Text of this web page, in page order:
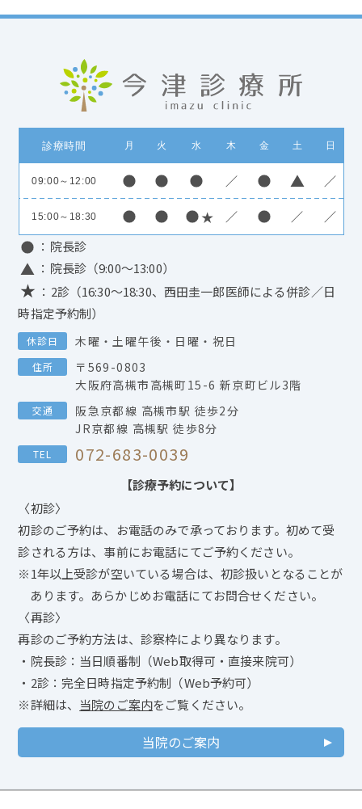
診療時間 月 火 水 木 金 土 日
09:00～12:00 ／ ／
15:00～18:30 ／ ／
／
：院長診
：院長診（9:00～13:00）
★ ：2診（16:30～18:30、西田圭一郎医師による併診／日
時指定予約制）
休診日 木曜・土曜午後・日曜・祝日
住所
〒569-0803
大阪府高槻市高槻町15-6 新京町ビル3階
交通
阪急京都線 高槻市駅 徒歩2分
JR京都線 高槻駅 徒歩8分
TEL 072-683-0039
【診療予約について】
〈初診〉
初診のご予約は、お電話のみで承っております。初めて受
診される方は、事前にお電話にてご予約ください。
※1年以上受診が空いている場合は、初診扱いとなることが
あります。あらかじめお電話にてお問合せください。
〈再診〉
再診のご予約方法は、診察枠により異なります。
・院長診：当日順番制（Web取得可・直接来院可）
・2診：完全日時指定予約制（Web予約可）
※詳細は、 当院のご案内をご覧ください。
当院のご案内